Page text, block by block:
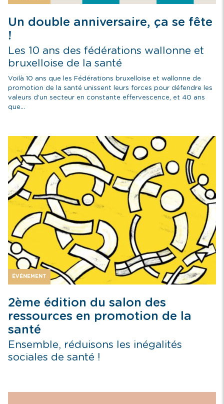
Un double anniversaire, ça se fête
!
Les 10 ans des fédérations wallonne et
bruxelloise de la santé
Voilà 10 ans que les Fédérations bruxelloise et wallonne de
promotion de la santé unissent leurs forces pour défendre les
valeurs d’un secteur en constante effervescence, et 40 ans
que...
ÉVÉNEMENT
2ème édition du salon des
ressources en promotion de la
santé
Ensemble, réduisons les inégalités
sociales de santé !